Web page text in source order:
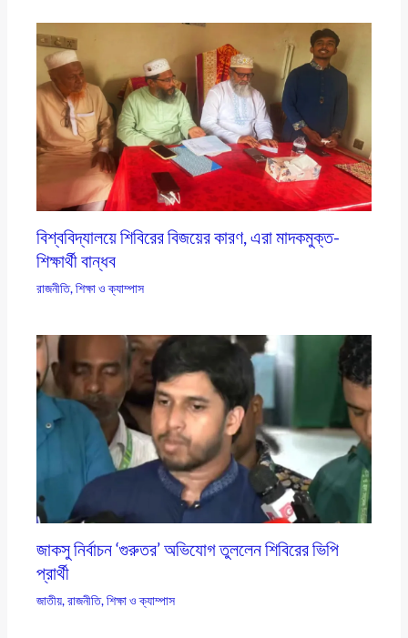
বিশ্ববিদ্যালয়ে শিবিরের বিজয়ের কারণ, এরা মাদকমুক্ত-
শিক্ষার্থী বান্ধব
রাজনীতি,শিক্ষা ও ক্যাম্পাস
জাকসু নির্বাচন ‘গুরুতর’ অভিযোগ তুললেন শিবিরের ভিপি
প্রার্থী
জাতীয়,রাজনীতি,শিক্ষা ও ক্যাম্পাস